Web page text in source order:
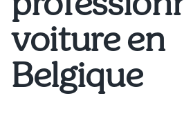
voiture en
Belgique